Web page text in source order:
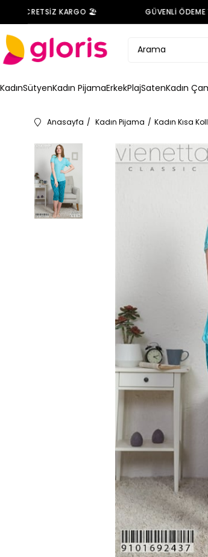
ÜCRETSİZ KARGO 🏖️ GÜVENLİ ÖDEME
KadınSütyenKadın PijamaErkekPlajSatenKadın
Anasayfa Kadın Pijama Kadın Kısa